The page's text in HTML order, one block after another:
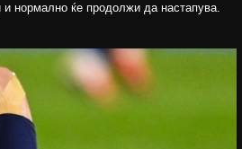
нормално ќе продолжи да настапува.